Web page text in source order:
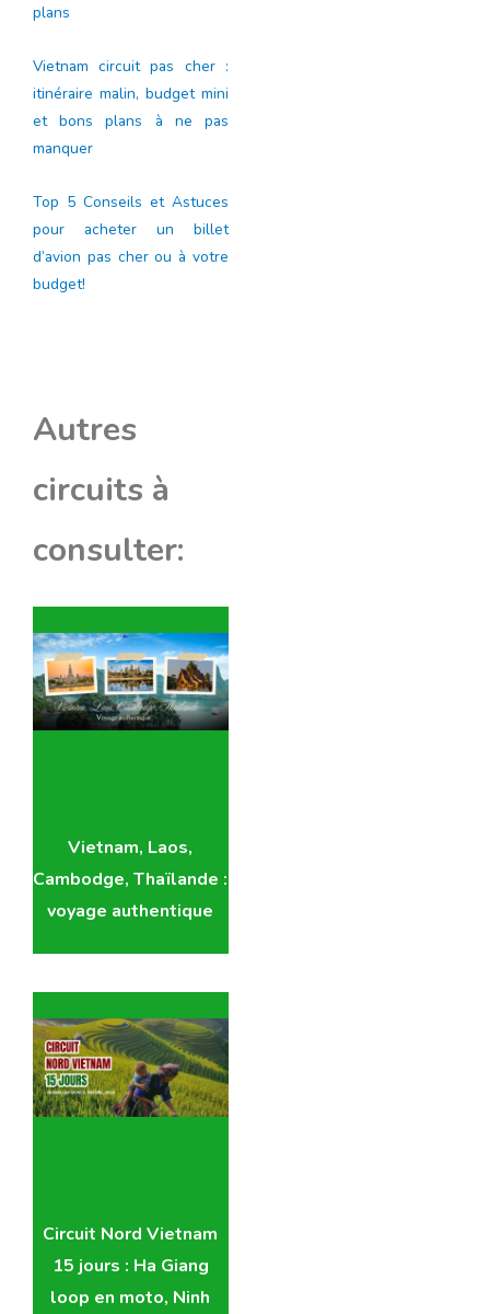
plans
Vietnam circuit pas cher :
itinéraire malin, budget mini
et bons plans à ne pas
manquer
Top 5 Conseils et Astuces
pour acheter un billet
d’avion pas cher ou à votre
budget!
Autres
circuits à
consulter:
Vietnam, Laos,
Cambodge, Thaïlande :
voyage authentique
Circuit Nord Vietnam
15 jours : Ha Giang
loop en moto, Ninh